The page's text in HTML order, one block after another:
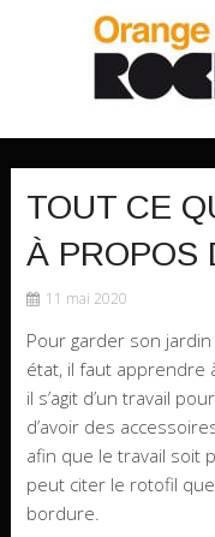
TOUT CE
À PROPOS
11 mai 2020
Pour garder son
état, il faut apprendre
il s’agit d’un travail
d’avoir des
afin que le travail soit
peut citer le rotofil
bordure.